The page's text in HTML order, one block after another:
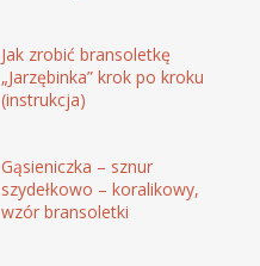
Jak zrobić bransoletkę
„Jarzębinka” krok po kroku
(instrukcja)
Gąsieniczka – sznur
szydełkowo – koralikowy,
wzór bransoletki